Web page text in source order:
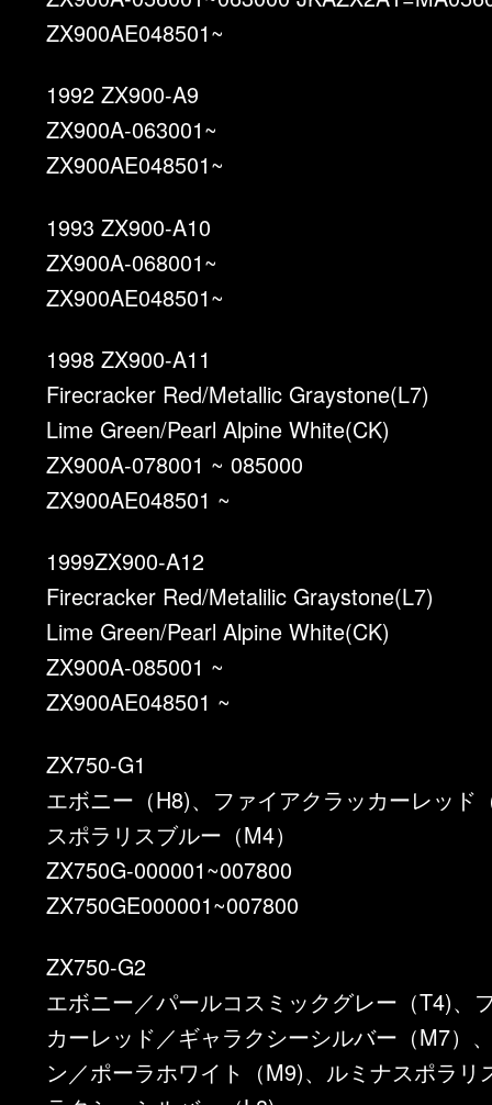
ZX900AE048501~
1992 ZX900-A9
ZX900A-063001~
ZX900AE048501~
1993 ZX900-A10
ZX900A-068001~
ZX900AE048501~
1998 ZX900-A11
Firecracker Red/Metallic Graystone(L7)
Lime Green/Pearl Alpine White(CK)
ZX900A-078001 ~ 085000
ZX900AE048501 ~
1999ZX900-A12
Firecracker Red/Metalilic Graystone(L7)
Lime Green/Pearl Alpine White(CK)
ZX900A-085001 ~
ZX900AE048501 ~
ZX750-G1
エボニー（H8)、ファイアクラッカーレッド
スポラリスブルー（M4）
ZX750G-000001~007800
ZX750GE000001~007800
ZX750-G2
エボニー／パールコスミックグレー（T4)、
カーレッド／ギャラクシーシルバー（M7）
ン／ポーラホワイト（M9)、ルミナスポラリ